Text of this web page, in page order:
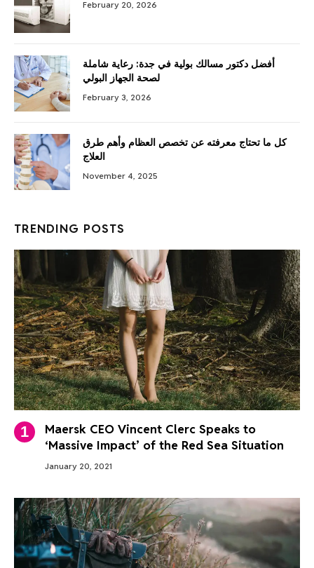
February 20, 2026
أفضل دكتور مسالك بولية في جدة: رعاية شاملة
لصحة الجهاز البولي
February 3, 2026
كل ما تحتاج معرفته عن تخصص العظام وأهم طرق
العلاج
November 4, 2025
TRENDING POSTS
Maersk CEO Vincent Clerc Speaks to
‘Massive Impact’ of the Red Sea Situation
January 20, 2021